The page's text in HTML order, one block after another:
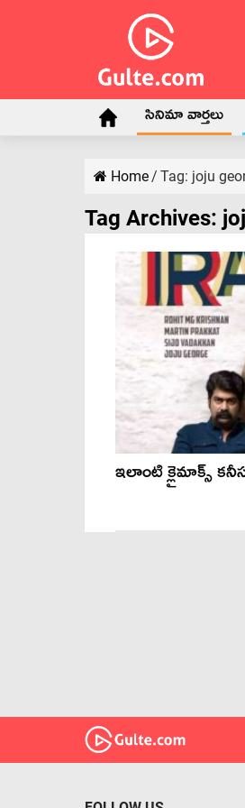
సినిమా వార్తలు
Home/ Tag: joju
Tag Archives:
ఇలాంటి క్లైమాక్స్